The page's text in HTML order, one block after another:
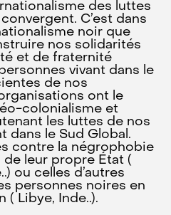
des luttes
C’est dans
noir que
nos solidarités
et de fraternité
vivant dans le
de nos
ont le
colonialisme et
les luttes de nos
dans le Sud Global.
contre la négrophobie
de leur propre État (
ou celles d’autres
personnes noires en
Libye, Inde..).